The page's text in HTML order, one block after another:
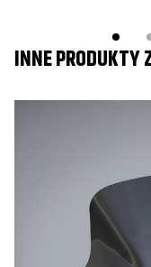
INNE PRODUKTY